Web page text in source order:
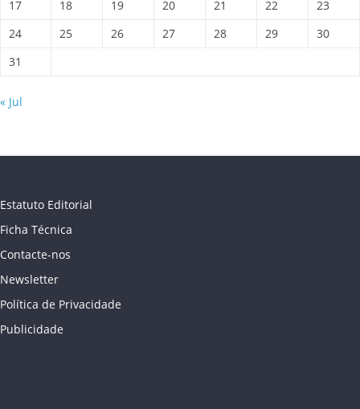
17
18 19 20 21 22
23
24
25 26 27 28 29
30
31
« Jul
Estatuto Editorial
Ficha Técnica
Contacte-nos
Newsletter
Política de Privacidade
Publicidade